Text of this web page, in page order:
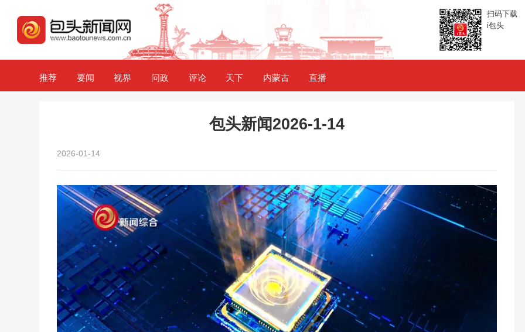
扫码下载
i包头
推荐 要闻 视界 问政 评论 天下 内蒙古 直播
包头新闻2026-1-14
2026-01-14